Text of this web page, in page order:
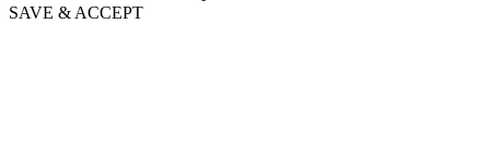
SAVE & ACCEPT